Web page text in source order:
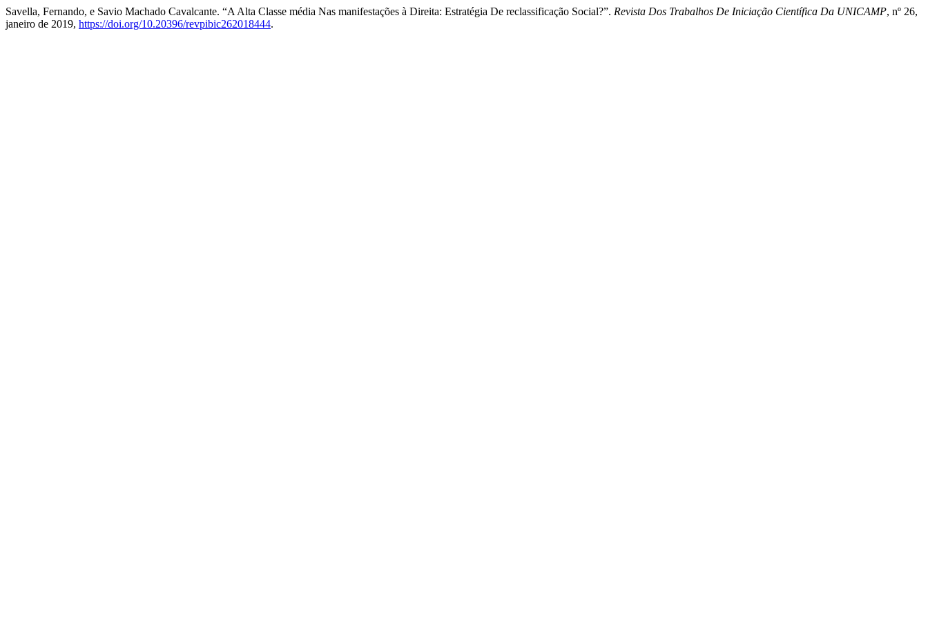
Savella, Fernando, e Savio Machado Cavalcante. “A Alta Classe média Nas manifestações à Direita: Estratégia De reclassificação Social?”. Revista Dos Trabalhos De Iniciação Científica Da UNICAMP, nº 26,
janeiro de 2019, https://doi.org/10.20396/revpibic262018444.